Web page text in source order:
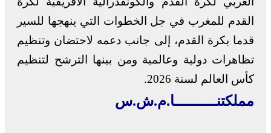
القدم للمغرب في جل الخطوات التي ينهجها للسير
قدما بكرة القدم، إلى جانب دعمه لاحتضان وتنظيم
تظاهرات دولية وعالمية ومن بينها الترشح لتنظيم
كأس العالم لسنة 2026.
مملكتنــــــــــا.م.ش.س